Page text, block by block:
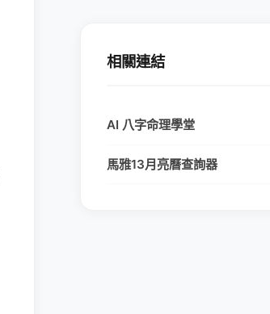
相關連結
AI 八字命理學堂
馬雅13月亮曆查詢器